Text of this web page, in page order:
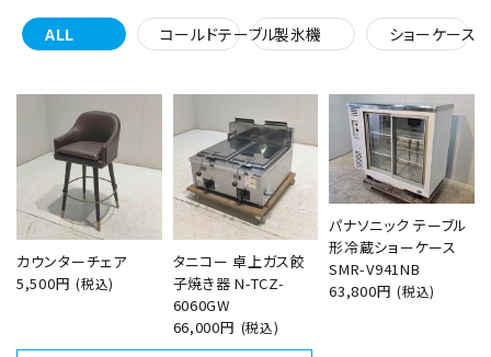
ALL コールドテーブル製氷機 ショーケース
カウンターチェア
5,500円 (税込)
タニコー 卓上ガス餃
子焼き器 N-TCZ-
6060GW
66,000円 (税込)
パナソニック テーブル
形冷蔵ショーケース
SMR-V941NB
63,800円 (税込)